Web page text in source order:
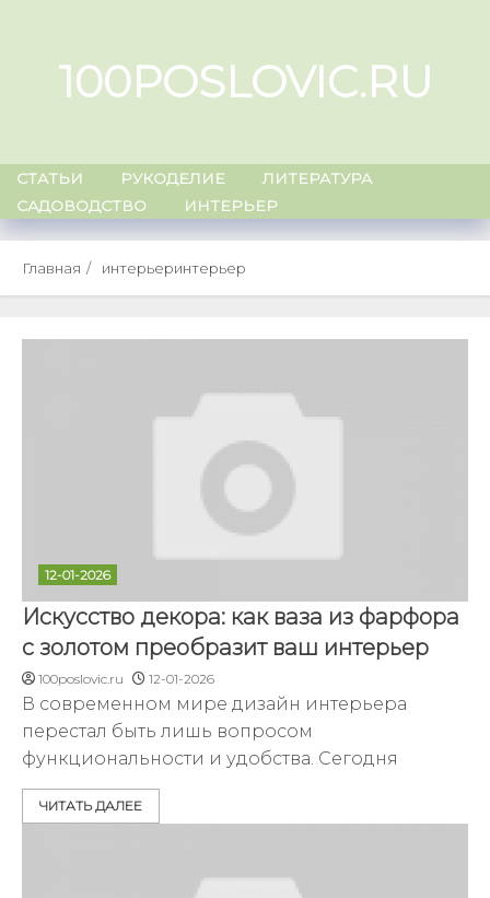
content100POSLOVIC.RU
СТАТЬИ РУКОДЕЛИЕ
ЛИТЕРАТУРА
САДОВОДСТВО
ИНТЕРЬЕР
Главная интерьеринтерьер
12-01-2026
Искусство декора: как ваза из фарфора
с золотом преобразит ваш интерьер
100poslovic.ru 12-01-2026
В современном мире дизайн интерьера
перестал быть лишь вопросом
функциональности и удобства. Сегодня
ЧИТАТЬ ДАЛЕЕ